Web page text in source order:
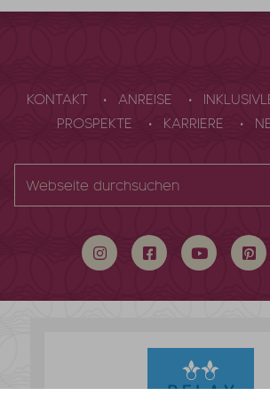
KONTAKT ANREISE
PROSPEKTE
KARRIERE
durchsuchen